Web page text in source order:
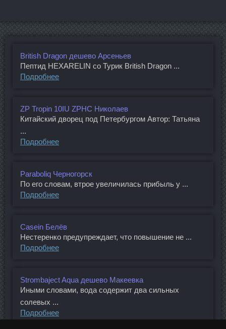
British Dragon дешево Арсеньев
Пептид HEXARELIN со Турик British Dragon ...
Подробнее
ZP Tropin 10IU ZPHC Николаев
Китайский дворец под Петербургом Автор: Татьяна
...
Подробнее
Paraboliq Черногорск
По его словам, втрое увеличилась прибыль у ...
Подробнее
Casein Белёв
Нестеренко предупреждает, что повышение не ...
Подробнее
Strombaject Aqua дешево Макеевка
Иными словами, вода содержит два сильных
солевых ...
Подробнее